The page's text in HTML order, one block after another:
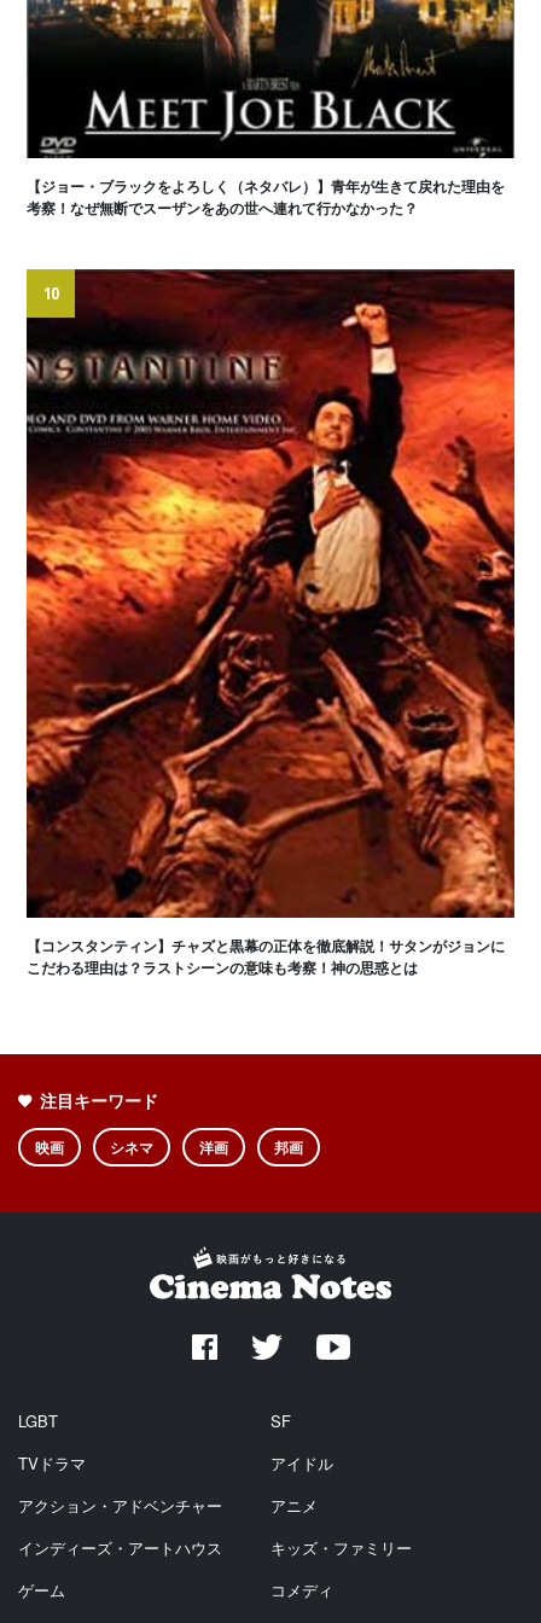
【ジョー・ブラックをよろしく（ネタバレ）】青年が生きて戻れた理由を
考察！なぜ無断でスーザンをあの世へ連れて行かなかった？
10
【コンスタンティン】チャズと黒幕の正体を徹底解説！サタンがジョンに
こだわる理由は？ラストシーンの意味も考察！神の思惑とは
注目キーワード
映画 シネマ 洋画 邦画
LGBT
SF
TVドラマ
アイドル
アクション・アドベンチャー
アニメ
インディーズ・アートハウス
キッズ・ファミリー
ゲーム
コメディ